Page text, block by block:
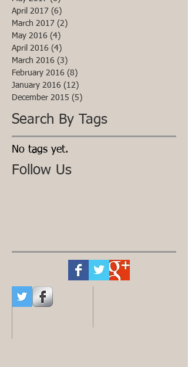
Search By Tags
Follow Us
April 2017 (6)
March 2017 (2)
May 2016 (4)
April 2016 (4)
March 2016 (3)
February 2016 (8)
January 2016 (12)
December 2015 (5)
No tags yet.